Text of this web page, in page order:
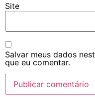
Site
Salvar meus dados
que eu comentar.